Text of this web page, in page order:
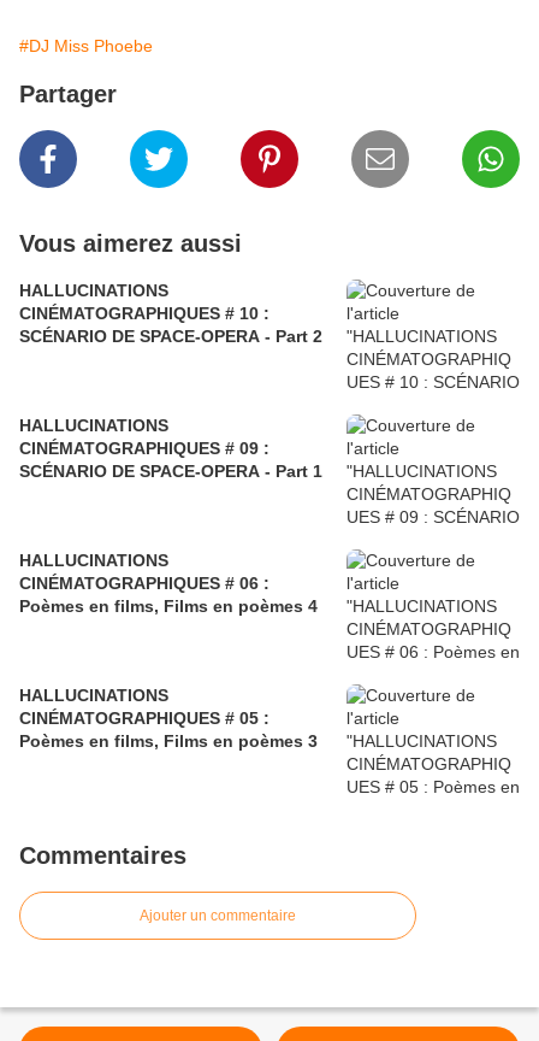
#DJ Miss Phoebe
Partager
Vous aimerez aussi
HALLUCINATIONS
CINÉMATOGRAPHIQUES # 10 :
SCÉNARIO DE SPACE-OPERA - Part 2
HALLUCINATIONS
CINÉMATOGRAPHIQUES # 09 :
SCÉNARIO DE SPACE-OPERA - Part 1
HALLUCINATIONS
CINÉMATOGRAPHIQUES # 06 :
Poèmes en films, Films en poèmes 4
HALLUCINATIONS
CINÉMATOGRAPHIQUES # 05 :
Poèmes en films, Films en poèmes 3
Commentaires
Ajouter un commentaire